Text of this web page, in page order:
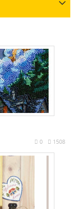
1508
0